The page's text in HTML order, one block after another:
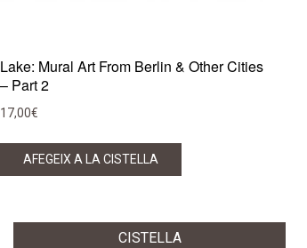
Lake: Mural Art From Berlin & Other Cities
– Part 2
17,00€
AFEGEIX A LA CISTELLA
CISTELLA